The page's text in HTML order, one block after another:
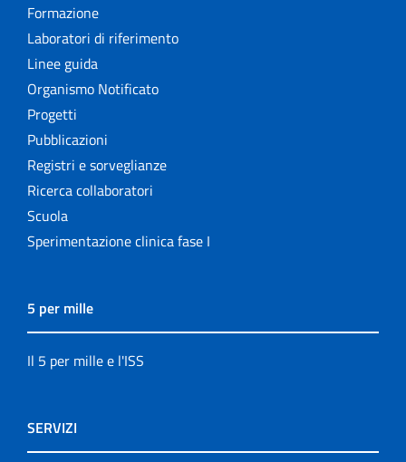
Formazione
Laboratori di riferimento
Linee guida
Organismo Notificato
Progetti
Pubblicazioni
Registri e sorveglianze
Ricerca collaboratori
Scuola
Sperimentazione clinica fase I
5 per mille
Il 5 per mille e l'ISS
SERVIZI